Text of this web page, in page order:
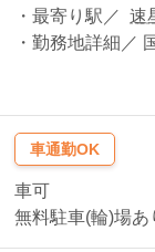
・最寄り駅／ 速
・勤務地詳細／
車通勤OK
車可
無料駐車(輪)場あ